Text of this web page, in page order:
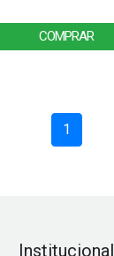
COMPRAR
1
Institucional